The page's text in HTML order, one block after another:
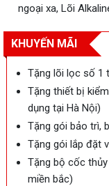
ngoại xa, Lõi
KHUYẾN MÃI
Tặng lõi lọc số 1
Tặng thiết bị
dụng tại Hà Nội)
Tặng gói bảo trì,
Tặng gói lắp đặt
Tặng bộ cốc
miền bắc)